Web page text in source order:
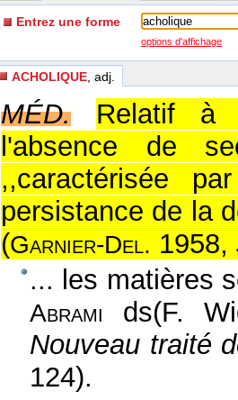
Entrez une forme
options d'affichage
ACHOLIQUE , adj.
MÉD.
Relatif à
l'absence de
,,caractérisée
persistance de la
(Garnier-Del. 1958,
... les matières
Abrami ds(F.
Nouveau traité
124).